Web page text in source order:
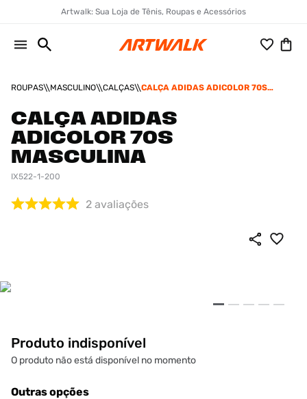
Artwalk: Sua Loja de Tênis, Roupas e Acessórios
ROUPAS MASCULINO CALÇAS
CALÇA ADIDAS ADICOLOR 70S
CALÇA ADIDAS
ADICOLOR 70S
MASCULINA
IX522-1-200
2 avaliações
Produto indisponível
O produto não está disponível no momento
Outras opções